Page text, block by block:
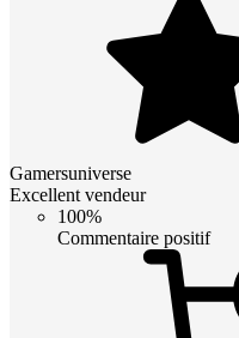
Gamersuniverse
Excellent vendeur
100%
Commentaire positif